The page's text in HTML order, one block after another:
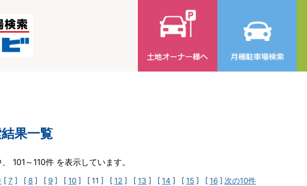
果一覧
101～110件 を表示しています。
[ 7 ] [ 8 ] [ 9 ] [ 10 ] [ 11 ] [ 12 ] [ 13 ] [ 14 ] [ 15 ] [ 16 ] 次の10件